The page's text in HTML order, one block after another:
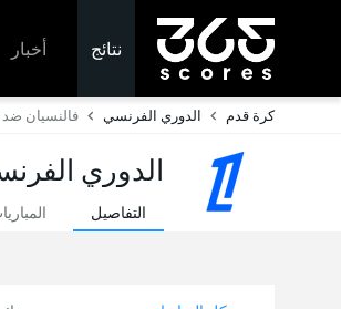
نتائج أخبار
كرة قدم الدوري الفرنسي فالنسيان ضد
الدوري
التفاصيل